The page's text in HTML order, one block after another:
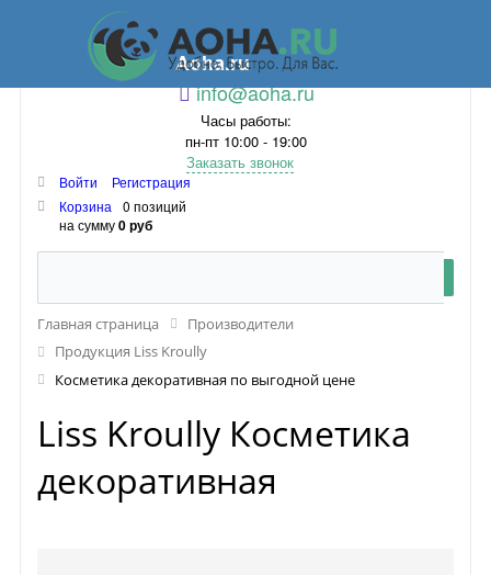
Aoha.ru
info@aoha.ru
Часы работы:
пн-пт 10:00 - 19:00
Заказать звонок
Войти
Регистрация
Корзина
0 позиций
на сумму0 руб
Главная страница
Производители
Продукция Liss Kroully
Косметика декоративная по выгодной цене
Liss Kroully Косметика
декоративная